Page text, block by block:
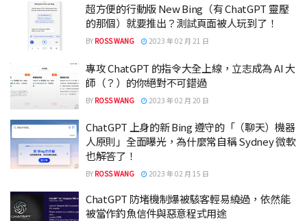
超方便的行動版 New Bing（有 ChatGPT 靈壓
的那個）就要推出？測試頁面被人玩到了！
BY ROSS WANG 2023 年 02 月 21 日
專攻 ChatGPT 的指令大全上線，立志成為 AI 大
師（？）的你絕對不可錯過
BY ROSS WANG 2023 年 02 月 20 日
ChatGPT 上身的新 Bing 遵守的「（聊天）機器
人原則」全面曝光，為什麼常自稱 Sydney 微軟
也解答了！
BY ROSS WANG 2023 年 02 月 15 日
ChatGPT 防堵機制爆被駭客輕易繞過，依然能
被當作釣魚信件與惡意程式用途